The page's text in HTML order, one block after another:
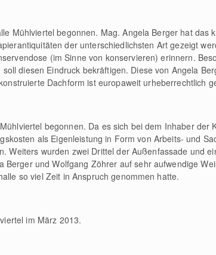
Mühlviertel begonnen. Mag. Angela Berger hat das
der unterschiedlichsten Art gezeigt
(im Sinne von konservieren) erinnern.
diesen Eindruck bekräftigen. Diese von Angela
Dachform ist europaweit urheberrechtlich
begonnen. Da es sich bei dem Inhaber der
als Eigenleistung in Form von Arbeits- und
Weiters wurden zwei Drittel der Außenfassade und
Berger und Wolfgang Zöhrer auf sehr aufwendige
so viel Zeit in Anspruch genommen hatte.
im März 2013.